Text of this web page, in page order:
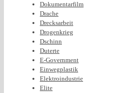
Dokumentarfilm
Drache
Drecksarbeit
Drogenkrieg
Dschinn
Duterte
E-Government
Einwegplastik
Elektroindustrie
Elite